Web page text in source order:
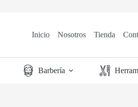
Inicio Nosotros Tienda
Barbería